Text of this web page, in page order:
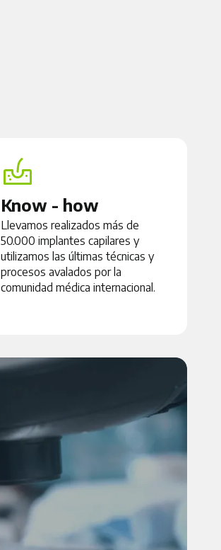
Know - how
Llevamos realizados más de
50.000 implantes capilares y
utilizamos las últimas técnicas y
procesos avalados por la
comunidad médica internacional.